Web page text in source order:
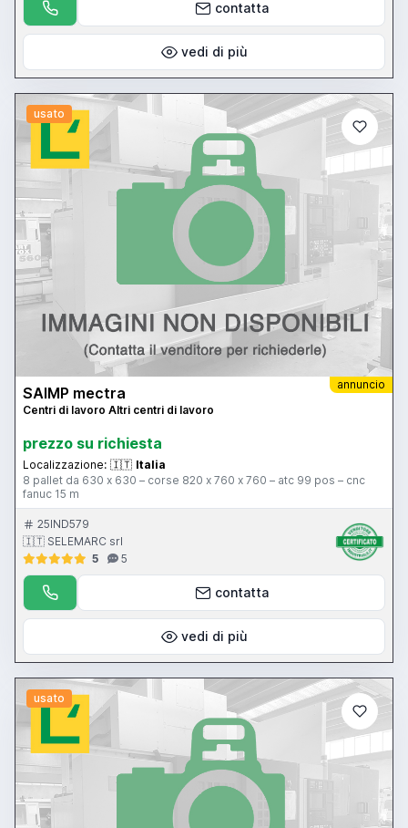
contatta
vedi di più
usato
annuncio
SAIMP mectra
Centri di lavoro Altri centri di lavoro
prezzo su richiesta
Localizzazione: 🇮🇹 Italia
8 pallet da 630 x 630 – corse 820 x 760 x 760 – atc 99 pos – cnc
fanuc 15 m
25IND579
🇮🇹 SELEMARC srl
5
5
contatta
vedi di più
usato